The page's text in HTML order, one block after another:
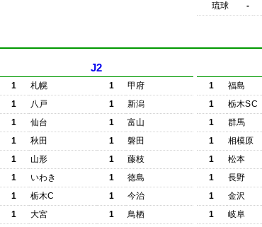
琉球
-
J2
1 札幌 1
甲府
1
八戸 1
新潟
1
仙台 1
富山
1
秋田 1
磐田
1
山形 1
藤枝
1
いわき 1
徳島
1
栃木C 1
今治
1
大宮 1
鳥栖
1 福島
1
栃木SC
1
群馬
1
相模原
1
松本
1
長野
1
金沢
1
岐阜